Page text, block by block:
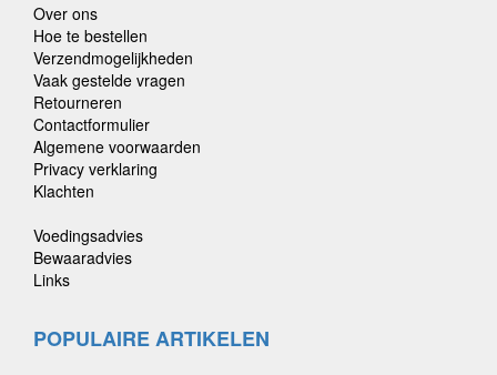
Over ons
Hoe te bestellen
Verzendmogelijkheden
Vaak gestelde vragen
Retourneren
Contactformulier
Algemene voorwaarden
Privacy verklaring
Klachten
Voedingsadvies
Bewaaradvies
Links
POPULAIRE ARTIKELEN